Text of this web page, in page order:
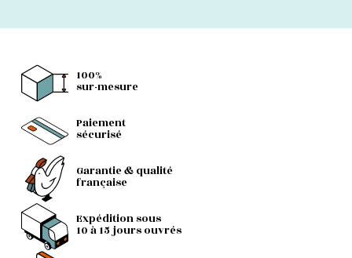
100%
sur-mesure
Paiement
sécurisé
Garantie & qualité
française
Expédition sous
10 à 15 jours ouvrés